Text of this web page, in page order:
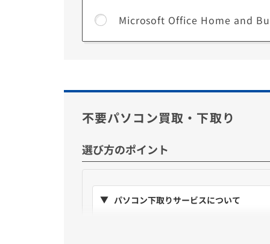
■ Microsoft 365 Personalとは？
月額でいつでもOfficeアプリの最新版が利用
1ユーザー(アカウント)あたりPCやスマート
長く使うほどお得になる買い切り型(永続版)
利用期間に制限がないので費用の追加なく
**デジタルライセンス版(中小企業向け)は個人
Microsoft Office Home and
不要パソコン買取・下取り
選び方のポイント
パソコン下取りサービスについて